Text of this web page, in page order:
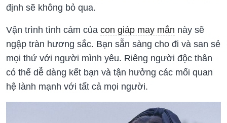
định sẽ không bỏ qua.
Vận trình tình cảm của con giáp may mắn này sẽ
ngập tràn hương sắc. Bạn sẵn sàng cho đi và san sẻ
mọi thứ với người mình yêu. Riêng người độc thân
có thể dễ dàng kết bạn và tận hưởng các mối quan
hệ lành mạnh với tất cả mọi người.